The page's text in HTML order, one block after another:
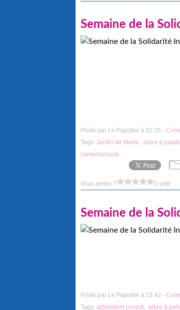
Semaine de la
Posté par Le Papotier à 02:15 -
Tags: Jardin de Marie, arbre à
camerounaise
Vous aimez ? 0 vote
Semaine de la
Posté par Le Papotier à 23:42 -
Tags: arboretum couzot, arbre à